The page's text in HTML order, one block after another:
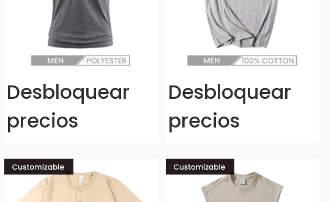
Desbloquear
precios
Desbloquear
precios